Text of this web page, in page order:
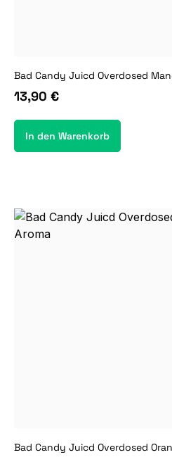
Bad Candy Juicd Overdosed
13,90 €
In den Warenkorb
Bad Candy Juicd Overdosed